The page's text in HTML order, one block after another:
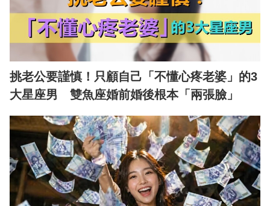
挑老公要謹慎！只顧自己「不懂心疼老婆」的3
大星座男 雙魚座婚前婚後根本「兩張臉」